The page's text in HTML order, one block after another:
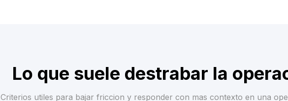
Lo que suele destrabar la
Criterios utiles para bajar friccion y responder con mas contexto en una